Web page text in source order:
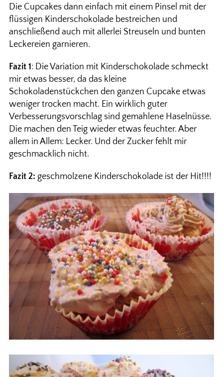
Die Cupcakes dann einfach mit einem Pinsel mit der
flüssigen Kinderschokolade bestreichen und
anschließend auch mit allerlei Streuseln und bunten
Leckereien garnieren.
Fazit 1: Die Variation mit Kinderschokolade schmeckt
mir etwas besser, da das kleine
Schokoladenstückchen den ganzen Cupcake etwas
weniger trocken macht. Ein wirklich guter
Verbesserungsvorschlag sind gemahlene Haselnüsse.
Die machen den Teig wieder etwas feuchter. Aber
allem in Allem: Lecker. Und der Zucker fehlt mir
geschmacklich nicht.
Fazit 2: geschmolzene Kinderschokolade ist der Hit!!!!